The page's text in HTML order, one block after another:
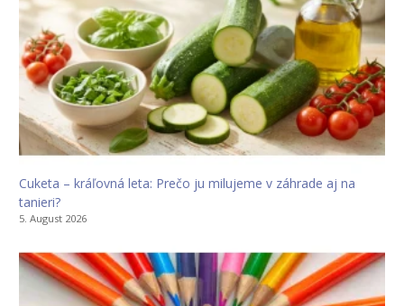
Cuketa – kráľovná leta: Prečo ju milujeme v záhrade aj na
tanieri?
5. August 2026